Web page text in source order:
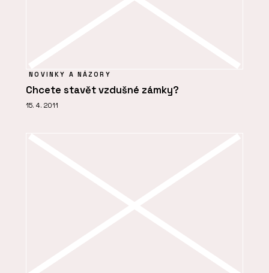
NOVINKY A NÁZORY
Chcete stavět vzdušné zámky?
15. 4. 2011